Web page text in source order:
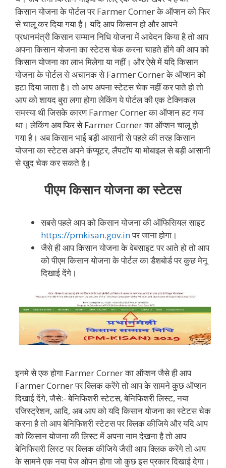
किसान योजना के पोर्टल पर Farmer Corner के ऑप्शन को फिर
से चालू कर दिया गया है। यदि आप किसान हो और आपने
प्रधानमंत्री किसान सम्मान निधि योजना में आवेदन किया है तो आप
अपना किसान योजना का स्टेटस चेक करना चाहते होंगे की आप को
किसान योजना का लाभ मिलेगा या नहीं। और ऐसे में यदि किसान
योजना के पोर्टल से अचानक से Farmer Corner के ऑप्शन को
हटा दिया जाता है। तो आप अपना स्टेटस चेक नहीं कर पाते हो तो
आप को शायद बुरा लगा होगा लेकिंग ये पोर्टल की एक टेक्निकल
समस्या थी जिसके कारण Farmer Corner का ऑप्शन हट गया
था। लेकिंग अब फिर से Farmer Corner का ऑप्शन चालू हो
गया है। अब किसान भाई बड़ी आसानी से पहले की तरह किसान
योजना का स्टेटस अपने कंप्यूटर, लैपटॉप या मोबाइल से बड़ी आसानी
से खुद चेक कर सकते है।
पीएम किसान योजना का स्टेटस
सबसे पहले आप को किसान योजना की ऑफिसियल साइट
https://pmkisan.gov.inपर जाना होगा।
जैसे ही आप किसान योजना के वेबसाइट पर आते हो तो आप
को पीएम किसान योजना के पोर्टल का डैशबोर्ड पर कुछ मेनू
दिखाई देंगे।
इनमे से एक होगा Farmer Corner का ऑप्शन जैसे ही आप
Farmer Corner पर क्लिक करेंगे तो आप के सामने कुछ ऑप्शन
दिखाई देंगे, जैसे:- बेनिफिशरी स्टेटस, बेनिफिशरी लिस्ट, नया
रजिस्ट्रेशन, आदि, अब आप को यदि किसान योजना का स्टेटस चेक
करना है तो आप बेनिफिशरी स्टेटस पर क्लिक कीजिये और यदि आप
को किसान योजना की लिस्ट में अपना नाम देखना है तो आप
बेनिफिसरी लिस्ट पर क्लिक कीजिये जैसी आप क्लिक करेंगे तो आप
के सामने एक नया पेज ओपन होगा जो कुछ इस प्रकार दिखाई देगा।